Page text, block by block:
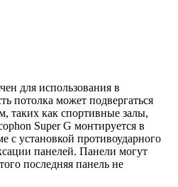
для использования в
потолка может подвергаться
таких как спортивные залы,
Super G монтируется в
с установкой противоударного
панелей. Панели могут
последняя панель не